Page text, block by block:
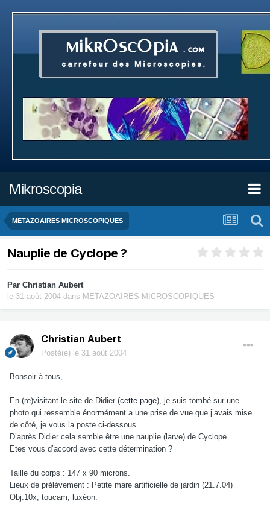
Mikroscopia
METAZOAIRES MICROSCOPIQUES
Nauplie de Cyclope ?
Par Christian Aubert
le 31 août 2004 dans METAZOAIRES MICROSCOPIQUES
Christian Aubert
Posté(e) le 31 août 2004
Bonsoir à tous,
En (re)visitant le site de Didier (cette page), je suis tombé sur une
photo qui ressemble énormément a une prise de vue que j’avais mise
de côté, je vous la poste ci-dessous.
D’après Didier cela semble être une nauplie (larve) de Cyclope.
Etes vous d’accord avec cette détermination ?
Taille du corps : 147 x 90 microns.
Lieux de prélèvement : Petite mare artificielle de jardin (21.7.04)
Obj.10x, toucam, luxéon.